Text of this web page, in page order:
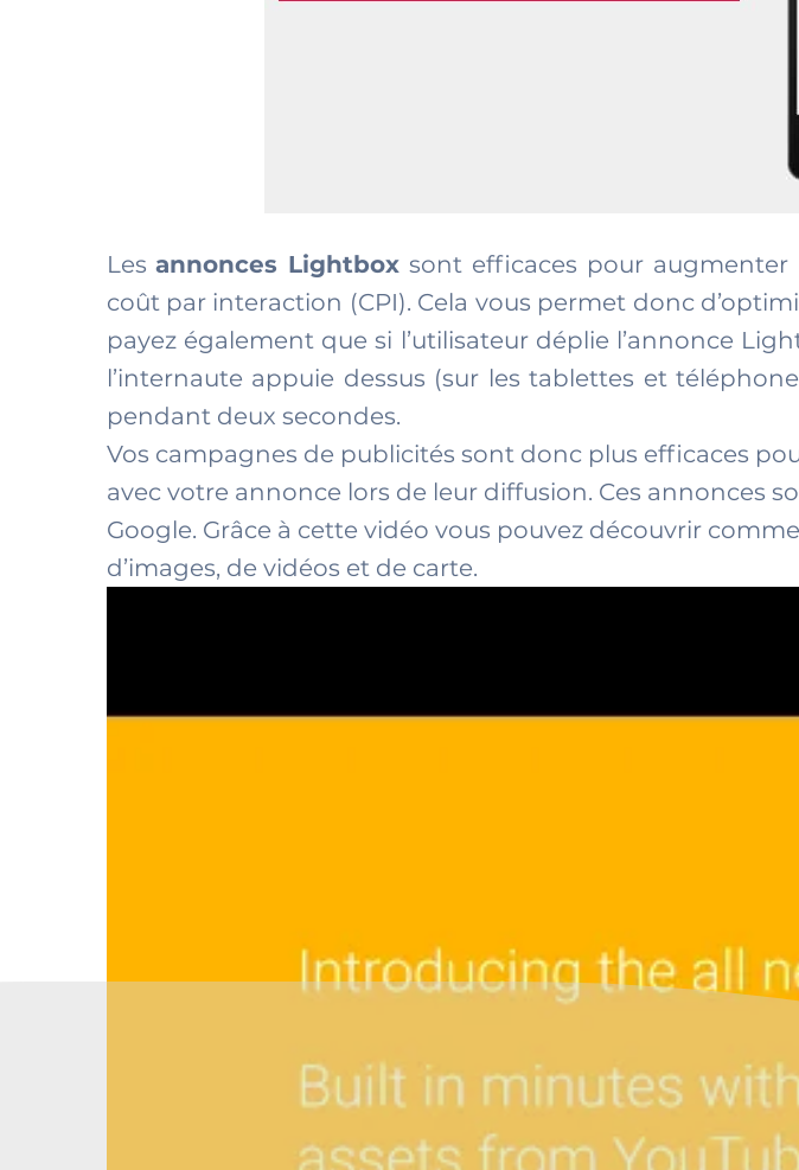
Lesannonces Lightbox sont efficaces pour
coût par interaction (CPI). Cela vous permet donc
payez également que si l’utilisateur déplie l’annonce
l’internaute appuie dessus (sur les tablettes et
pendant deux secondes.
Vos campagnes de publicités sont donc plus efficaces
avec votre annonce lors de leur diffusion. Ces annonces
Google. Grâce à cette vidéo vous pouvez découvrir
d’images, de vidéos et de carte.